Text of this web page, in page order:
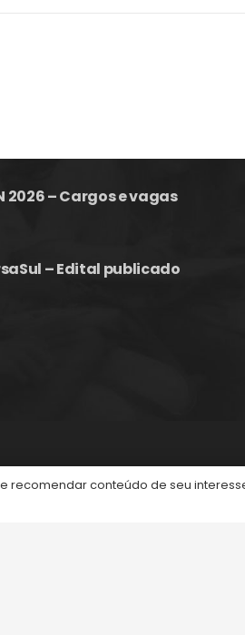
2026 – Cargos e vagas
– Edital publicado
conteúdo de seu